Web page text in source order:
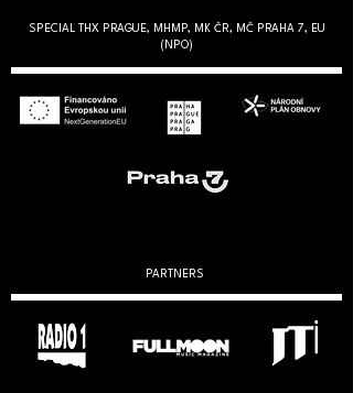
SPECIAL THX PRAGUE, MHMP, MK ČR, MČ PRAHA 7, EU
(NPO)
PARTNERS